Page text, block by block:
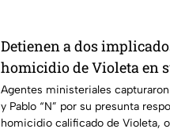
Detienen a dos
homicidio de Violeta en
Acapulco
Agentes ministeriales capturaron
y Pablo “N” por su presunta
homicidio calificado de Violeta,